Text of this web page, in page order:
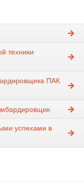
техники
ПАК
успехами в